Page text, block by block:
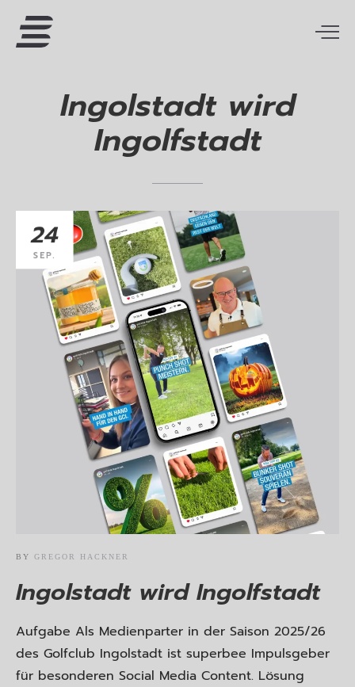
Ingolstadt wird
Ingolfstadt
24
SEP.
BY GREGOR HACKNER
Ingolstadt wird Ingolfstadt
Aufgabe Als Medienparter in der Saison 2025/26
des Golfclub Ingolstadt ist superbee Impulsgeber
für besonderen Social Media Content. Lösung